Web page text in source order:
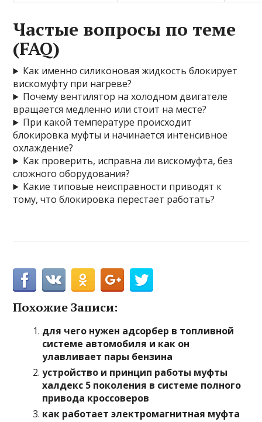
Частые вопросы по теме
(FAQ)
Как именно силиконовая жидкость блокирует
вискомуфту при нагреве?
Почему вентилятор на холодном двигателе
вращается медленно или стоит на месте?
При какой температуре происходит
блокировка муфты и начинается интенсивное
охлаждение?
Как проверить, исправна ли вискомуфта, без
сложного оборудования?
Какие типовые неисправности приводят к
тому, что блокировка перестает работать?
Похожие Записи:
для чего нужен адсорбер в топливной
системе автомобиля и как он
улавливает пары бензина
устройство и принцип работы муфты
халдекс 5 поколения в системе полного
привода кроссоверов
как работает электромагнитная муфта